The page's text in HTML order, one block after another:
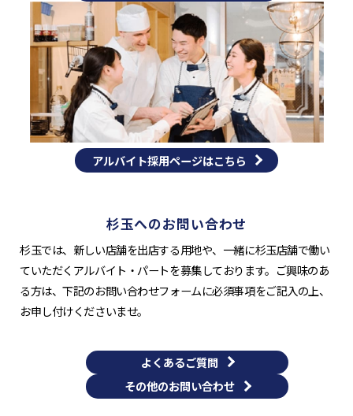
アルバイト採用ページはこちら
杉玉へのお問い合わせ
杉玉では、新しい店舗を出店する用地や、一緒に杉玉店舗で働い
ていただくアルバイト・パートを募集しております。ご興味のあ
る方は、下記のお問い合わせフォームに必須事項をご記入の上、
お申し付けくださいませ。
よくあるご質問
その他のお問い合わせ